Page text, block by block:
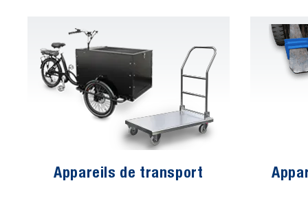
Appareils de transport